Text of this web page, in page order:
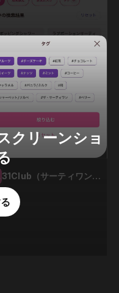
31Club（サーティワン公式アプリ）
クリーンショ